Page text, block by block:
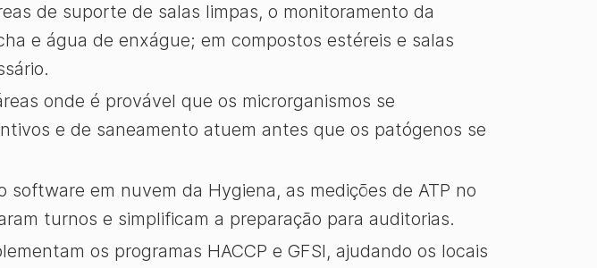
de suporte de salas limpas, o monitoramento da
e água de enxágue; em compostos estéreis e salas
onde é provável que os microrganismos se
e de saneamento atuem antes que os patógenos se
software em nuvem da Hygiena, as medições de ATP no
turnos e simplificam a preparação para auditorias.
os programas HACCP e GFSI, ajudando os locais